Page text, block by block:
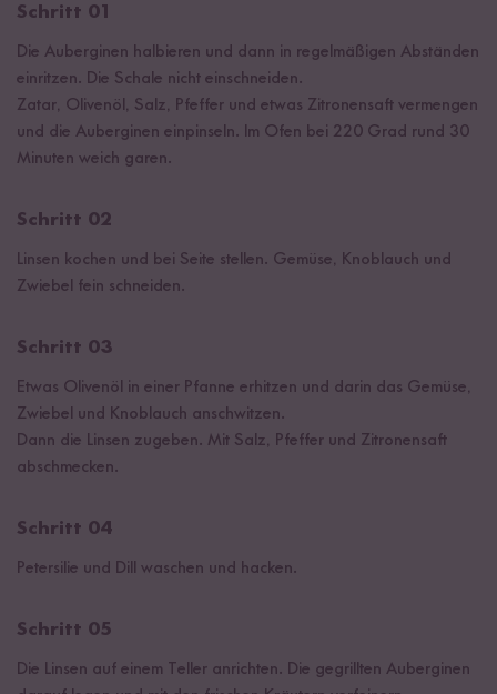
Schritt 01
Die Auberginen halbieren und dann in regelmäßigen Abständen
einritzen. Die Schale nicht einschneiden.
Zatar, Olivenöl, Salz, Pfeffer und etwas Zitronensaft vermengen
und die Auberginen einpinseln. Im Ofen bei 220 Grad rund 30
Minuten weich garen.
Schritt 02
Linsen kochen und bei Seite stellen. Gemüse, Knoblauch und
Zwiebel fein schneiden.
Schritt 03
Etwas Olivenöl in einer Pfanne erhitzen und darin das Gemüse,
Zwiebel und Knoblauch anschwitzen.
Dann die Linsen zugeben. Mit Salz, Pfeffer und Zitronensaft
abschmecken.
Schritt 04
Petersilie und Dill waschen und hacken.
Schritt 05
Die Linsen auf einem Teller anrichten. Die gegrillten Auberginen